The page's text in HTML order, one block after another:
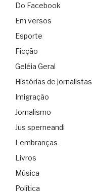
Do Facebook
Em versos
Esporte
Ficção
Geléia Geral
Histórias de jornalistas
Imigração
Jornalismo
Jus sperneandi
Lembranças
Livros
Música
Política